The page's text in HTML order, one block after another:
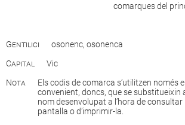
comarques del
Gentilici
osonenc, osonenca
Capital
Vic
Nota
Els codis de comarca s’utilitzen només
convenient, doncs, que se substitueixin
nom desenvolupat a l’hora de
pantalla o d’imprimir-la.